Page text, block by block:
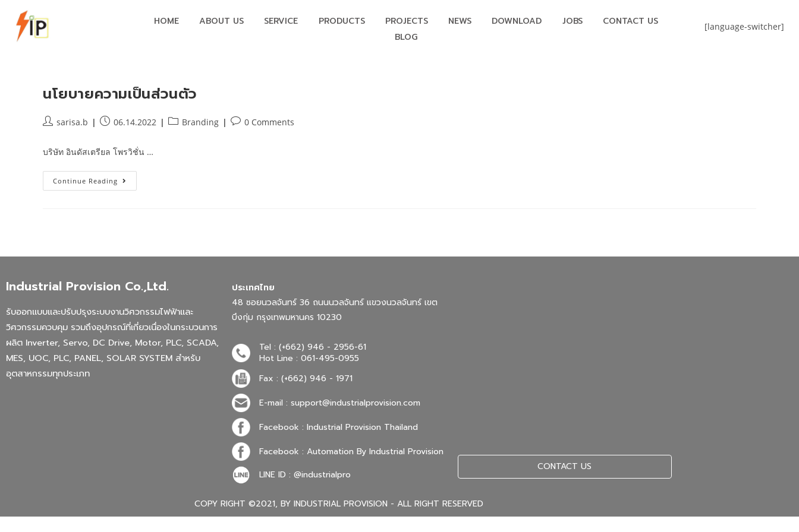
HOME ABOUT US SERVICE PRODUCTS PROJECTS NEWS DOWNLOAD JOBS
CONTACT US
BLOG
[language-switcher]
นโยบายความเป็นส่วนตัว
sarisa.b 06.14.2022 Branding 0 Comments
บริษัท อินดัสเตรียล โพรวิชั่น …
Continue Reading
Industrial Provision Co.,Ltd.
รับออกแบบและปรับปรุงระบบงานวิศวกรรมไฟฟ้าและ
วิศวกรรมควบคุม รวมถึงอุปกรณ์ที่เกี่ยวเนื่องในกระบวนการ
ผลิต Inverter, Servo, DC Drive, Motor, PLC, SCADA,
MES, UOC, PLC, PANEL, SOLAR SYSTEM สำหรับ
อุตสาหกรรมทุกประเภท
ประเทศไทย
48 ซอยนวลจันทร์ 36 ถนนนวลจันทร์ แขวงนวลจันทร์ เขต
บึงกุ่ม กรุงเทพมหานคร 10230
Tel : (+662) 946 - 2956-61
Hot Line : 061-495-0955
Fax : (+662) 946 - 1971
E-mail :support@industrialprovision.com
Facebook : Industrial Provision Thailand
Facebook : Automation By Industrial Provision
LINE ID : @industrialpro
CONTACT US
COPY RIGHT ©2021, BY INDUSTRIAL PROVISION - ALL RIGHT RESERVED